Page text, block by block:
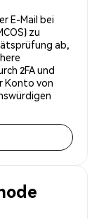
E-Mail bei
zu
ab,
2FA und
Konto von